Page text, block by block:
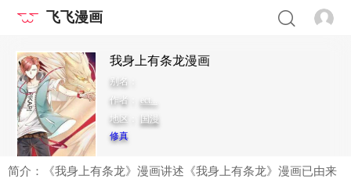
飞飞漫画
我身上有条龙漫画
别名：
作者： ect...
地区：
国漫
修真
简介：《我身上有条龙》漫画讲述《我身上有条龙》漫画已由来